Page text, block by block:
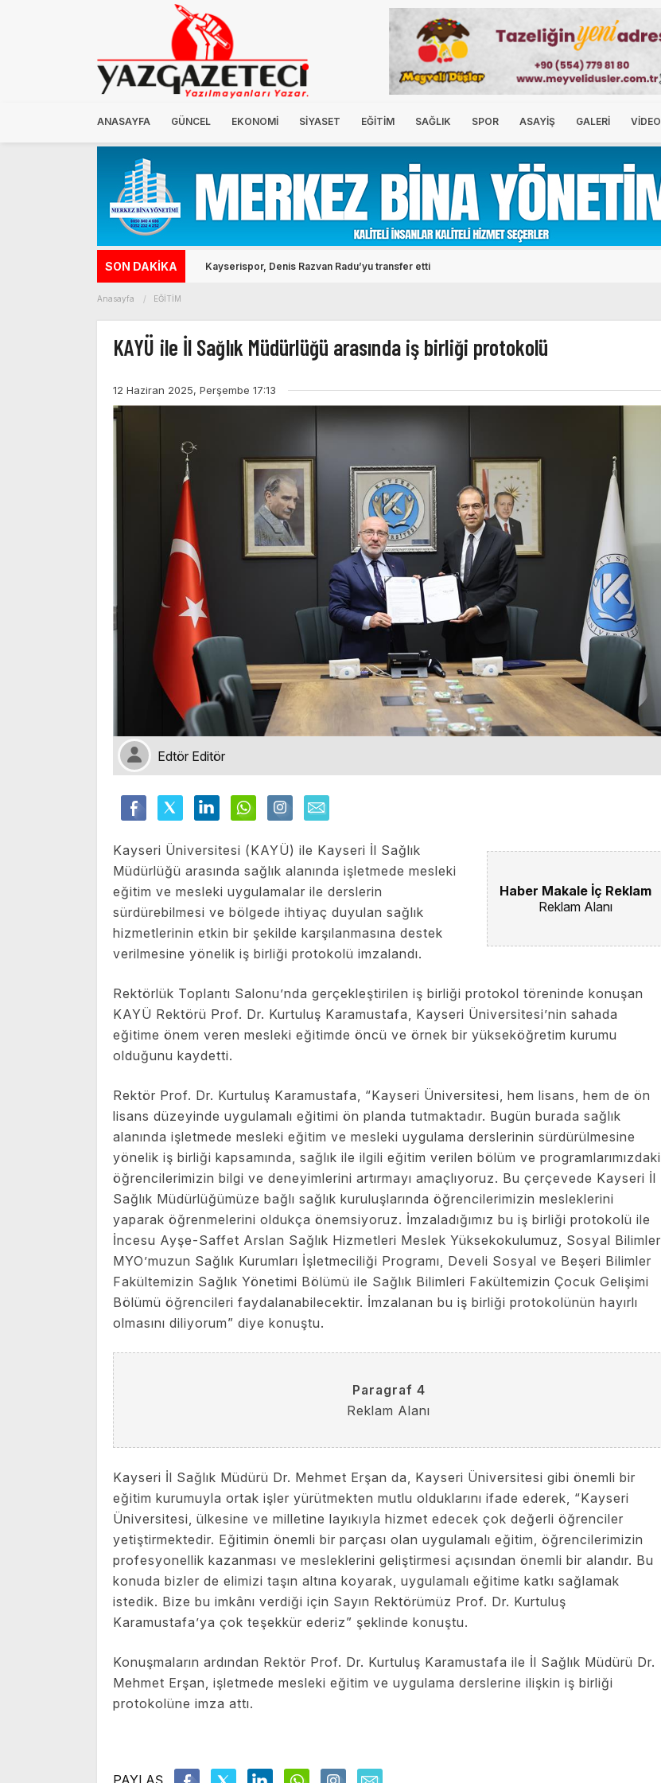
ANASAYFA GÜNCEL EKONOMİ SİYASET EĞİTİM SAĞLIK SPOR ASAYİŞ GALERİ VİDEO
SON DAKİKA Kayserispor, Denis Razvan Radu’yu transfer etti
Anasayfa EĞİTİM
KAYÜ ile İl Sağlık Müdürlüğü arasında iş birliği protokolü
12 Haziran 2025, Perşembe 17:13
Edtör Editör
Haber Makale İç Reklam
Reklam Alanı
Kayseri Üniversitesi (KAYÜ) ile Kayseri İl Sağlık
Müdürlüğü arasında sağlık alanında işletmede mesleki
eğitim ve mesleki uygulamalar ile derslerin
sürdürebilmesi ve bölgede ihtiyaç duyulan sağlık
hizmetlerinin etkin bir şekilde karşılanmasına destek
verilmesine yönelik iş birliği protokolü imzalandı.
Rektörlük Toplantı Salonu’nda gerçekleştirilen iş birliği protokol töreninde konuşan
KAYÜ Rektörü Prof. Dr. Kurtuluş Karamustafa, Kayseri Üniversitesi’nin sahada
eğitime önem veren mesleki eğitimde öncü ve örnek bir yükseköğretim kurumu
olduğunu kaydetti.
Rektör Prof. Dr. Kurtuluş Karamustafa, “Kayseri Üniversitesi, hem lisans, hem de ön
lisans düzeyinde uygulamalı eğitimi ön planda tutmaktadır. Bugün burada sağlık
alanında işletmede mesleki eğitim ve mesleki uygulama derslerinin sürdürülmesine
yönelik iş birliği kapsamında, sağlık ile ilgili eğitim verilen bölüm ve programlarımızdaki
öğrencilerimizin bilgi ve deneyimlerini artırmayı amaçlıyoruz. Bu çerçevede Kayseri İl
Sağlık Müdürlüğümüze bağlı sağlık kuruluşlarında öğrencilerimizin mesleklerini
yaparak öğrenmelerini oldukça önemsiyoruz. İmzaladığımız bu iş birliği protokolü ile
İncesu Ayşe-Saffet Arslan Sağlık Hizmetleri Meslek Yüksekokulumuz, Sosyal Bilimler
MYO’muzun Sağlık Kurumları İşletmeciliği Programı, Develi Sosyal ve Beşeri Bilimler
Fakültemizin Sağlık Yönetimi Bölümü ile Sağlık Bilimleri Fakültemizin Çocuk Gelişimi
Bölümü öğrencileri faydalanabilecektir. İmzalanan bu iş birliği protokolünün hayırlı
olmasını diliyorum” diye konuştu.
Paragraf 4
Reklam Alanı
Kayseri İl Sağlık Müdürü Dr. Mehmet Erşan da, Kayseri Üniversitesi gibi önemli bir
eğitim kurumuyla ortak işler yürütmekten mutlu olduklarını ifade ederek, “Kayseri
Üniversitesi, ülkesine ve milletine layıkıyla hizmet edecek çok değerli öğrenciler
yetiştirmektedir. Eğitimin önemli bir parçası olan uygulamalı eğitim, öğrencilerimizin
profesyonellik kazanması ve mesleklerini geliştirmesi açısından önemli bir alandır. Bu
konuda bizler de elimizi taşın altına koyarak, uygulamalı eğitime katkı sağlamak
istedik. Bize bu imkânı verdiği için Sayın Rektörümüz Prof. Dr. Kurtuluş
Karamustafa’ya çok teşekkür ederiz” şeklinde konuştu.
Konuşmaların ardından Rektör Prof. Dr. Kurtuluş Karamustafa ile İl Sağlık Müdürü Dr.
Mehmet Erşan, işletmede mesleki eğitim ve uygulama derslerine ilişkin iş birliği
protokolüne imza attı.